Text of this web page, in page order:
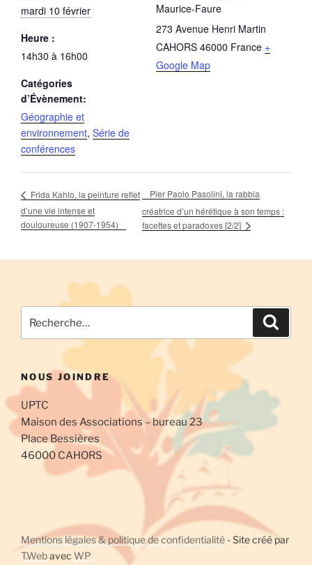
mardi 10 février
Heure :
14h30 à 16h00
Catégories
d’Évènement:
Géographie et
environnement, Série de
conférences
Maurice-Faure
273 Avenue Henri Martin
CAHORS 46000 France +
Google Map
Frida Kahlo, la peinture reflet
d’une vie intense et
douloureuse (1907-1954)
Pier Paolo Pasolini, la rabbia
créatrice d’un hérétique à son temps :
facettes et paradoxes [2/2]
pour
NOUS JOINDRE
UPTC
Maison des Associations – bureau 23
Place Bessières
46000 CAHORS
Mentions légales & politique de confidentialité - Site créé par
T.Webavec WP